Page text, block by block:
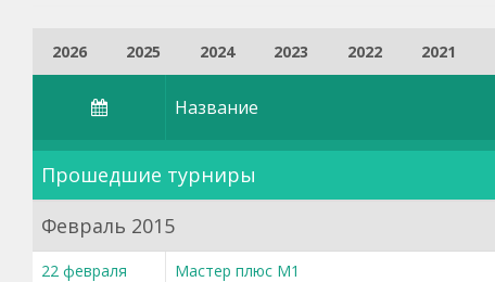
2026 2025 2024 2023 2022 2021
Название
Прошедшие турниры
Февраль 2015
22 февраля Мастер плюс М1